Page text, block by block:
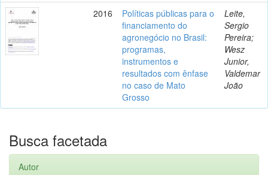
2016
Políticas públicas para o
financiamento do
agronegócio no Brasil:
programas,
instrumentos e
resultados com ênfase
no caso de Mato
Grosso
Leite,
Sergio
Pereira;
Wesz
Junior,
Valdemar
João
Busca facetada
Autor